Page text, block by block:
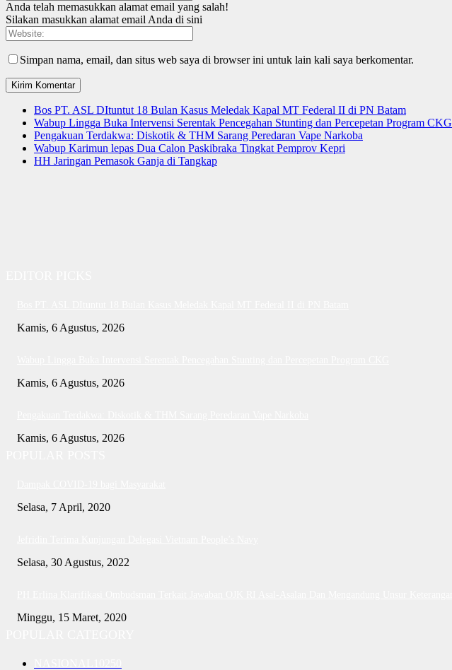
Anda telah memasukkan alamat email yang salah!
Silakan masukkan alamat email Anda di sini
Simpan nama, email, dan situs web saya di browser ini untuk lain kali saya berkomentar.
Bos PT. ASL DItuntut 18 Bulan Kasus Meledak Kapal MT Federal II di PN Batam
Wabup Lingga Buka Intervensi Serentak Pencegahan Stunting dan Percepetan Program CKG
Pengakuan Terdakwa: Diskotik & THM Sarang Peredaran Vape Narkoba
Wabup Karimun lepas Dua Calon Paskibraka Tingkat Pemprov Kepri
HH Jaringan Pemasok Ganja di Tangkap
Kamis, 6 Agustus, 2026
Kamis, 6 Agustus, 2026
Kamis, 6 Agustus, 2026
Selasa, 7 April, 2020
Selasa, 30 Agustus, 2022
Minggu, 15 Maret, 2020